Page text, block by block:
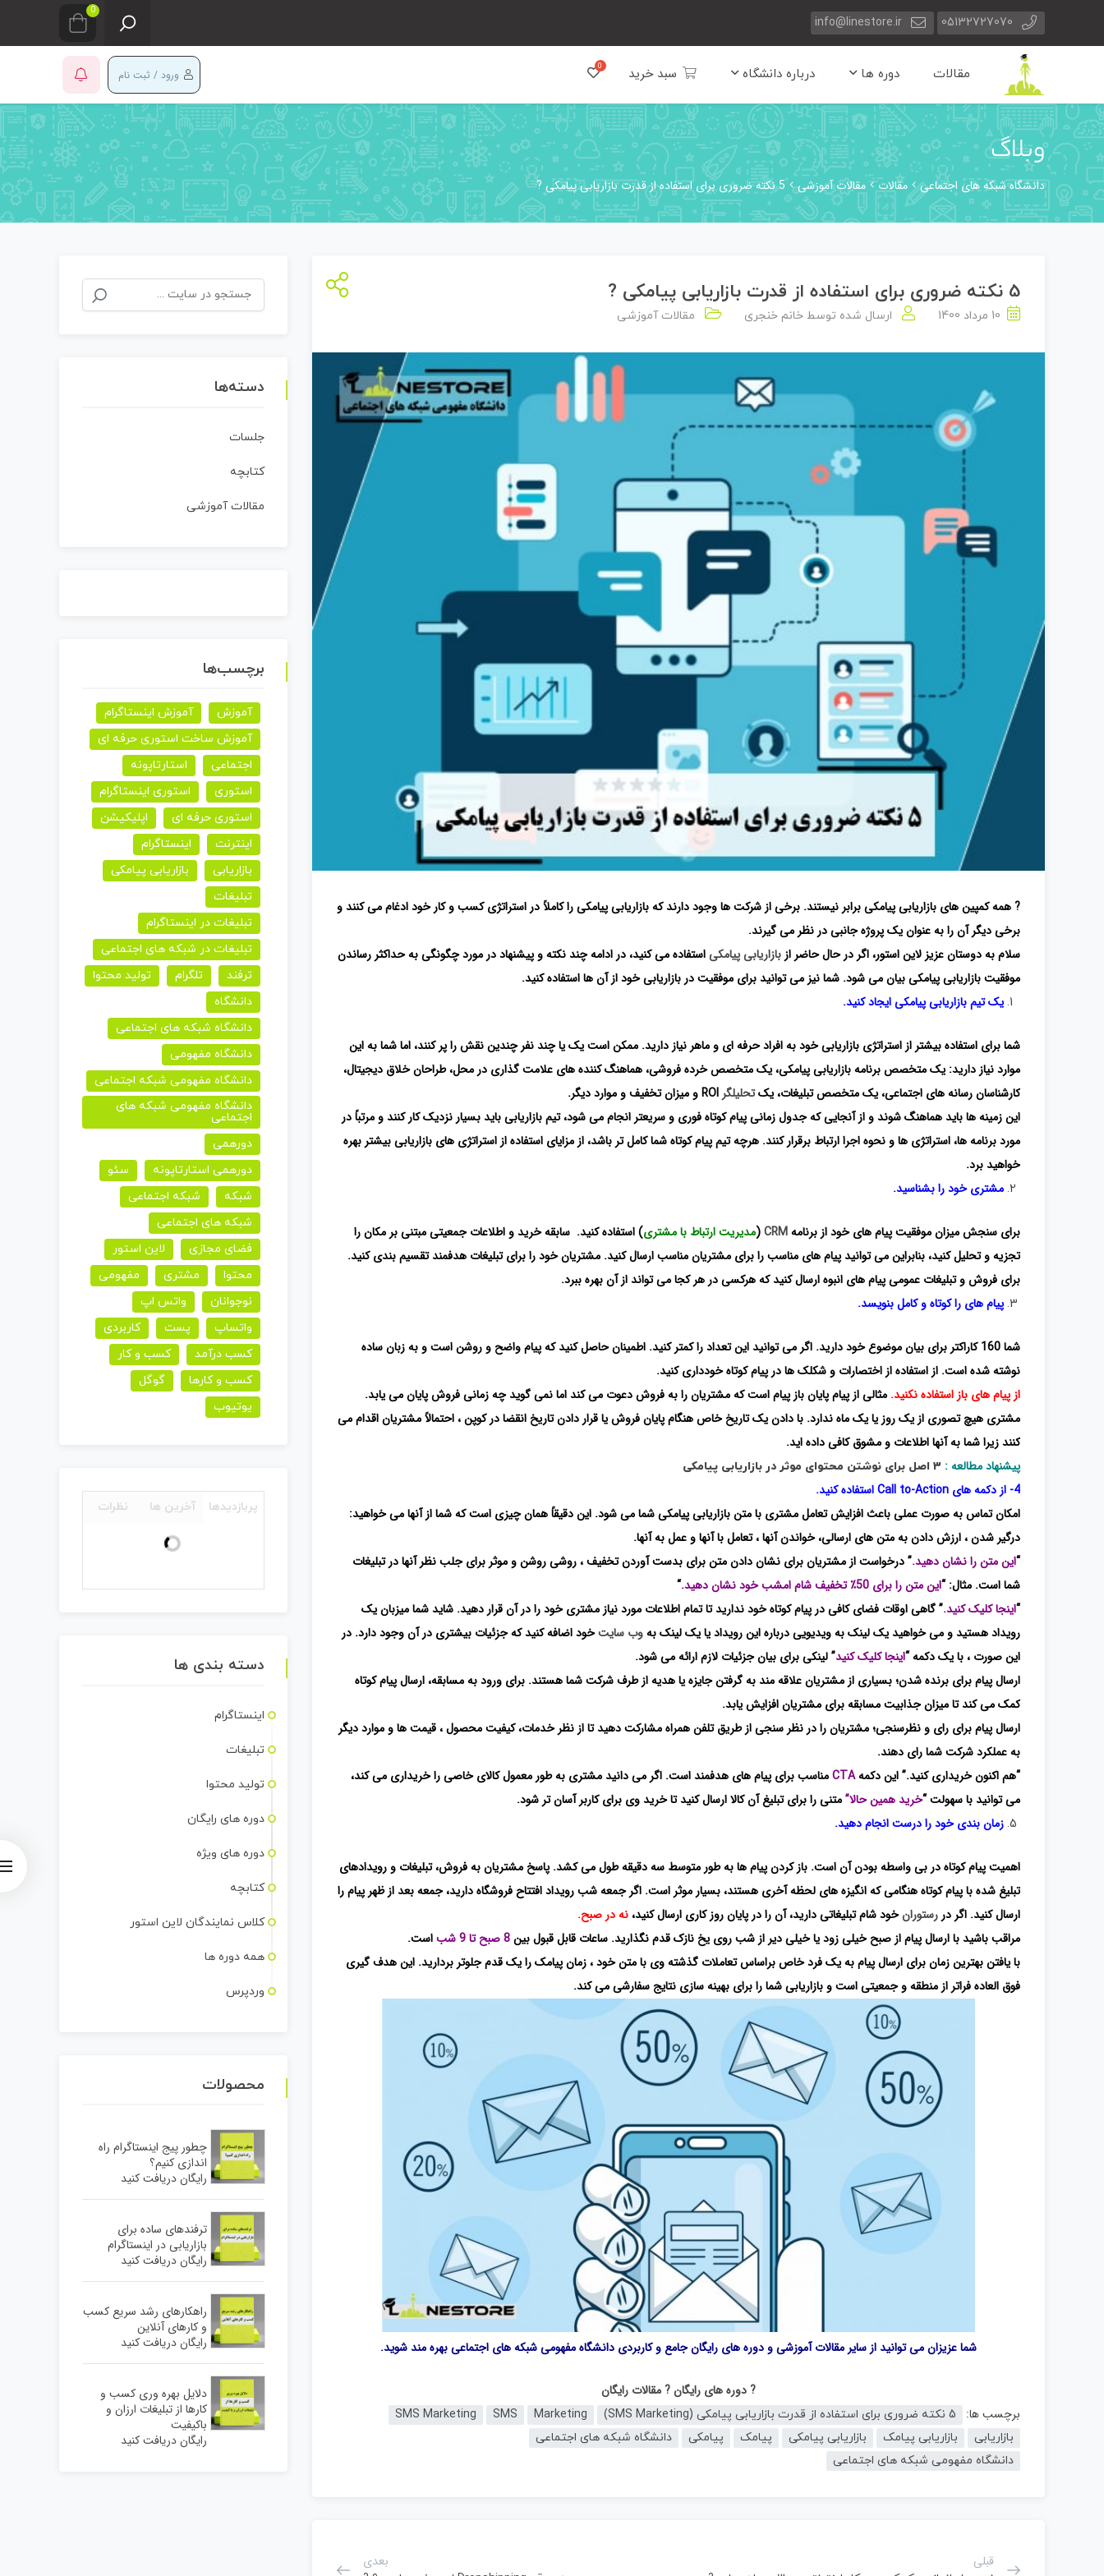
05132727070
info@linestore.ir
0
مقالات دوره ها درباره دانشگاه سبد خرید ورود / ثبت نام
وبلاگ
دانشگاه شبکه های اجتماعی مقالات مقالات آموزشی 5 نکته ضروری برای استفاده از قدرت بازاریابی پیامکی ?
5 نکته ضروری برای استفاده از قدرت بازاریابی پیامکی ?
10 مرداد 1400 ارسال شده توسط خانم خنجری مقالات آموزشی
? همه کمپین های بازاریابی پیامکی برابر نیستند. برخی از شرکت ها وجود دارند که بازاریابی پیامکی را کاملاً در استراتژی کسب و کار خود ادغام می کنند و
برخی دیگر آن را به عنوان یک پروژه جانبی در نظر می گیرند.
سلام به دوستان عزیز لاین استور، اگر در حال حاضر از بازاریابی پیامکیاستفاده می کنید، در ادامه چند نکته و پیشنهاد در مورد چگونگی به حداکثر رساندن
موفقیت بازاریابی پیامکی بیان می شود. شما نیز می توانید برای موفقیت در بازاریابی خود از آن ها استفاده کنید.
یک تیم بازاریابی پیامکی ایجاد کنید.
شما برای استفاده بیشتر از استراتژی بازاریابی خود به افراد حرفه ای و ماهر نیاز دارید. ممکن است یک یا چند نفر چندین نقش را پر کنند، اما شما به این
موارد نیاز دارید: یک متخصص برنامه بازاریابی پیامکی، یک متخصص خرده فروشی، هماهنگ کننده های علامت گذاری در محل، طراحان خلاق دیجیتال،
کارشناسان رسانه های اجتماعی، یک متخصص تبلیغات، یکتحلیلگر
این زمینه ها باید هماهنگ شوند و از آنجایی که جدول زمانی پیام کوتاه فوری و سریعتر انجام می شود، تیم بازاریابی باید بسیار نزدیک کار کنند و مرتباً در
مورد برنامه ها، استراتژی ها و نحوه اجرا ارتباط برقرار کنند. هرچه تیم پیام کوتاه شما کامل تر باشد، از مزایای استفاده از استراتژی های بازاریابی بیشتر بهره
خواهید برد.
مشتری خود را بشناسید.
برای سنجش میزان موفقیت پیام های خود از برنامهCRM
(مدیریت ارتباط با مشتری) استفاده کنید. سابقه خرید و اطلاعات جمعیتی مبتنی بر مکان را
تجزیه و تحلیل کنید، بنابراین می توانید پیام های مناسب را برای مشتریان مناسب ارسال کنید. مشتریان خود را برای تبلیغات هدفمند تقسیم بندی کنید.
برای فروش و تبلیغات عمومی پیام های انبوه ارسال کنید که هرکسی در هر کجا می تواند از آن بهره ببرد.
پیام های را کوتاه و کامل بنویسد.
شما 160 کاراکتر برای بیان موضوع خود دارید. اگر می توانید این تعداد را کمتر کنید. اطمینان حاصل کنید که پیام واضح و روشن است و به زبان ساده
نوشته شده است. از استفاده از اختصارات و شکلک ها در پیام کوتاه خودداری کنید.
از پیام های باز استفاده نکنید. مثالی از پیام پایان باز پیام است که مشتریان را به فروش دعوت می کند اما نمی گوید چه زمانی فروش پایان می یابد.
مشتری هیچ تصوری از یک روز یا یک ماه ندارد. با دادن یک تاریخ خاص هنگام پایان فروش یا قرار دادن تاریخ انقضا در کوپن ، احتمالاً مشتریان اقدام می
کنند زیرا شما به آنها اطلاعات و مشوق کافی داده اید.
پیشنهاد مطالعه : ۳ اصل برای نوشتن محتوای موثر در بازاریابی پیامکی
4- از دکمه های Call to-Action استفاده کنید.
امکان تماس به صورت عملی باعث افزایش تعامل مشتری با متن بازاریابی پیامکی شما می شود. این دقیقاً همان چیزی است که شما از آنها می خواهید:
درگیر شدن ، ارزش دادن به متن های ارسالی، خواندن آنها ، تعامل با آنها و عمل به آنها.
“این متن را نشان دهید.” درخواست از مشتریان برای نشان دادن متن برای بدست آوردن تخفیف ، روشی روشن و موثر برای جلب نظر آنها در تبلیغات
شما است. مثال: “این متن را برای 50٪ تخفیف شام امشب خود نشان دهید.
“
“اینجا کلیک کنید.” گاهی اوقات فضای کافی در پیام کوتاه خود ندارید تا تمام اطلاعات مورد نیاز مشتری خود را در آن قرار دهید. شاید شما میزبان یک
رویداد هستید و می خواهید یک لینک به ویدیویی درباره این رویداد یا یک لینک بهوب سایتخود اضافه کنید که جزئیات بیشتری در آن وجود دارد. در
این صورت ، با یک دکمه “اینجا کلیک کنید” لینکی برای بیان جزئیات لازم ارائه می شود.
ارسال پیام برای برنده شدن؛ بسیاری از مشتریان علاقه مند به گرفتن جایزه یا هدیه از طرف شرکت شما هستند. برای ورود به مسابقه، ارسال پیام کوتاه
کمک می کند تا میزان جذابیت مسابقه برای مشتریان افزایش یابد.
ارسال پیام برای رای و نظرسنجی؛ مشتریان را در نظر سنجی از طریق تلفن همراه مشارکت دهید تا از نظر خدمات، کیفیت محصول ، قیمت ها و موارد دیگر
به عملکرد شرکت شما رای دهند.
“هم اکنون خریداری کنید.” این دکمهCTAمناسب برای پیام های هدفمند است. اگر می دانید مشتری به طور معمول کالای خاصی را خریداری می کند،
می توانید با سهولت “خرید همین حالا”متنی را برای تبلیغ آن کالا ارسال کنید تا خرید وی برای کاربر آسان تر شود.
زمان بندی خود را درست انجام دهید.
اهمیت پیام کوتاه در بی واسطه بودن آن است. باز کردن پیام ها به طور متوسط ​​سه دقیقه طول می کشد. پاسخ مشتریان به فروش، تبلیغات و رویدادهای
تبلیغ شده با پیام کوتاه هنگامی که انگیزه های لحظه آخری هستند، بسیار موثر است. اگر جمعه شب رویداد افتتاح فروشگاه دارید، جمعه بعد از ظهر پیام را
ارسال کنید. اگر در رستورانخود شام تبلیغاتی دارید، آن را در پایان روز کاری ارسال کنید،نه در صبح.
مراقب باشید با ارسال پیام از صبح خیلی زود یا خیلی دیر از شب روی یخ نازک قدم نگذارید. ساعات قابل قبول بین8 صبح تا 9 شب
است.
با یافتن بهترین زمان برای ارسال پیام به یک فرد خاص براساس تعاملات گذشته وی با متن خود ، زمان پیامک را یک قدم جلوتر بردارید. این هدف گیری
فوق العاده فراتر از منطقه و جمعیتی است و بازاریابی شما را برای بهینه سازی نتایج سفارشی می کند.
شما عزیزان می توانید از سایر مقالات آموزشی و دوره های رایگان جامع و کاربردیدانشگاه مفهومی شبکه های اجتماعیبهره مند شوید.
? دوره های رایگان? مقالات رایگان
برچسب ها:
5 نکته ضروری برای استفاده از قدرت بازاریابی پیامکی (SMS Marketing) Marketing
SMS
SMS Marketing
بازاریابی
بازاریابی پیامک بازاریابی پیامکی پیامک پیامکی
دانشگاه شبکه های اجتماعی
دانشگاه مفهومی شبکه های اجتماعی
قبلی بعدی
جستجو
برای:
دسته‌ها
جلسات
کتابچه
مقالات آموزشی
برچسب‌ها
آموزش
آموزش اینستاگرام
آموزش ساخت استوری حرفه ای
اجتماعی
استارتاپونه
استوری
استوری اینستاگرام
استوری حرفه ای
اپلیکیشن
اینترنت
اینستاگرام
بازاریابی
بازاریابی پیامکی
تبلیغات
تبلیغات در اینستاگرام
تبلیغات در شبکه های اجتماعی
ترفند
تلگرام
تولید محتوا
دانشگاه
دانشگاه شبکه های اجتماعی
دانشگاه مفهومی
دانشگاه مفهومی شبکه اجتماعی
دانشگاه مفهومی شبکه های
اجتماعی
دورهمی
دورهمی استارتاپونه
سئو
شبکه
شبکه اجتماعی
شبکه های اجتماعی
فضای مجازی
لاین استور
محتوا
مشتری
مفهومی
نوجوانان
واتس اپ
واتساپ
پست
کاربردی
کسب درآمد
کسب و کار
کسب و کارها
گوگل
یوتیوب
پربازدیدها آخرین ها نظرات
دسته بندی ها
اینستاگرام
تبلیغات
تولید محتوا
دوره های رایگان
دوره های ویژه
کتابچه
کلاس نمایندگان لاین استور
همه دوره ها
وردپرس
محصولات
چطور پیج اینستاگرام راه
اندازی کنیم؟
رایگان دریافت کنید
ترفندهای ساده برای
بازاریابی در اینستاگرام
رایگان دریافت کنید
راهکارهای رشد سریع کسب
و کارهای آنلاین
رایگان دریافت کنید
دلایل بهره وری کسب و
کارها از تبلیغات ارزان و
باکیفیت
رایگان دریافت کنید